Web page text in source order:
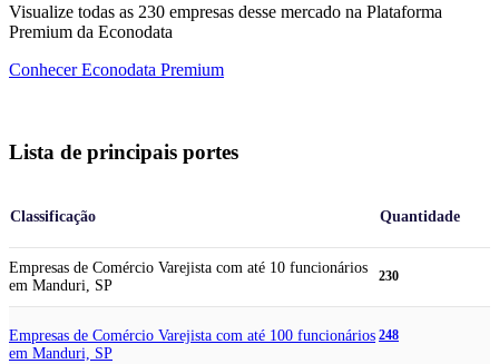
Visualize todas as 230 empresas desse mercado na Plataforma
Premium da Econodata
Conhecer Econodata Premium
Lista de principais portes
Classificação Quantidade
Empresas de Comércio Varejista com até 10 funcionários
em Manduri, SP
230
Empresas de Comércio Varejista com até 100 funcionários
em Manduri, SP
248